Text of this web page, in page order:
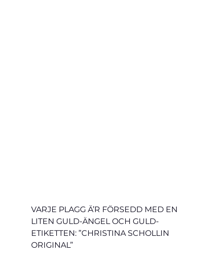
VARJE PLAGG Ä’R FÖRSEDD MED EN
LITEN GULD-ÄNGEL OCH GULD-
ETIKETTEN: ”CHRISTINA SCHOLLIN
ORIGINAL”